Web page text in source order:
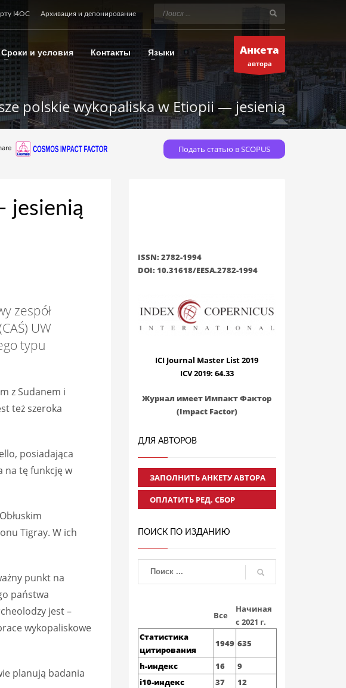
I4OC Архивация и депонирование
Сроки и условия Контакты Языки Анкета
автора
polskie wykopaliska w Etiopii — jesienią
Подать статью в SCOPUS
jesienią
zespół
UW
typu
z Sudanem i
też szeroka
posiadająca
na tę funkcję w
Tigray. W ich
punkt na
państwa
jest –
wykopaliskowe
planują badania
ISSN: 2782-1994
DOI: 10.31618/EESA.2782-1994
ICI Journal Master List 2019
ICV 2019: 64.33
Журнал имеет Импакт Фактор
(Impact Factor)
ДЛЯ АВТОРОВ
ЗАПОЛНИТЬ АНКЕТУ АВТОРА
ОПЛАТИТЬ РЕД. СБОР
ПОИСК ПО ИЗДАНИЮ
Все
Начиная
с 2021 г.
Статистика
цитирования
1949 635
h-индекс 16
9
i10-индекс
37 12